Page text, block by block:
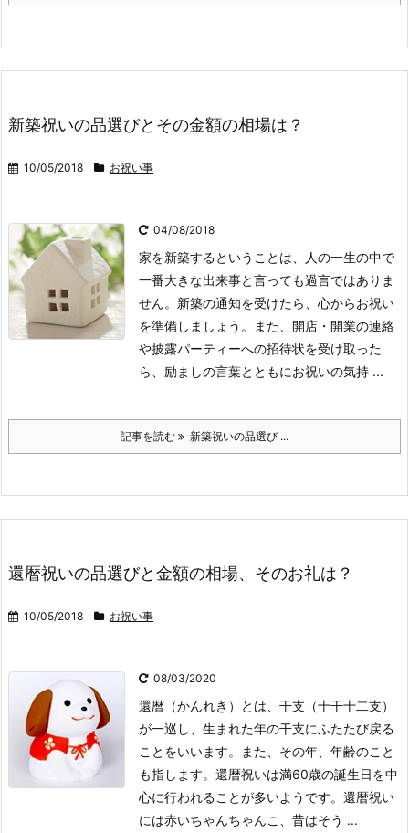
新築祝いの品選びとその金額の相場は？
10/05/2018 お祝い事
04/08/2018
家を新築するということは、人の一生の中で
一番大きな出来事と言っても過言ではありま
せん。新築の通知を受けたら、心からお祝い
を準備しましょう。また、開店・開業の連絡
や披露パーティーへの招待状を受け取った
ら、励ましの言葉とともにお祝いの気持 ...
記事を読む 新築祝いの品選び ...
還暦祝いの品選びと金額の相場、そのお礼は？
10/05/2018 お祝い事
08/03/2020
還暦（かんれき）とは、干支（十干十二支）
が一巡し、生まれた年の干支にふたたび戻る
ことをいいます。また、その年、年齢のこと
も指します。還暦祝いは満60歳の誕生日を中
心に行われることが多いようです。還暦祝い
には赤いちゃんちゃんこ、昔はそう ...